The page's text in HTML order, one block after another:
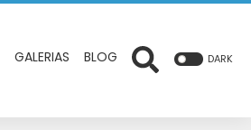
GALERIAS BLOG DARK